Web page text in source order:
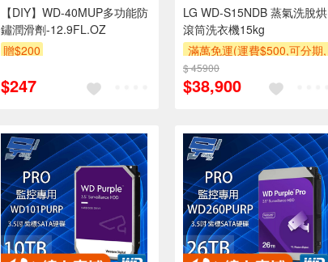
【DIY】WD-40MUP多功能防
鏽潤滑劑-12.9FL.OZ
贈$200
$247
LG WD-S15NDB 蒸氣洗脫烘
滾筒洗衣機15kg
滿萬免運(運費$500,可分期,
安裝跨區費另計,單品未滿1
萬元及使用6期以上分期0利
$ 45900
$38,900